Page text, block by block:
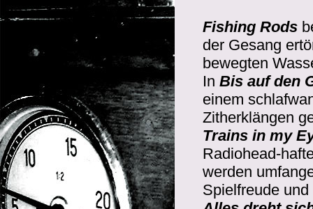
Fishing Rods
der Gesang
bewegten
In Bis auf den
einem
Zitherklängen
Trains in my
Radiohead-
werden
Spielfreude